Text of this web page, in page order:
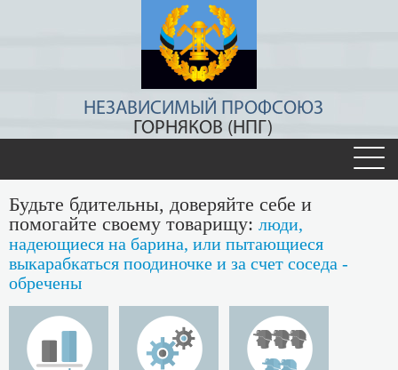
НЕЗАВИСИМЫЙ ПРОФСОЮЗ
ГОРНЯКОВ (НПГ)
Будьте бдительны, доверяйте себе и
помогайте своему товарищу: люди,
надеющиеся на барина, или пытающиеся
выкарабкаться поодиночке и за счет соседа -
обречены